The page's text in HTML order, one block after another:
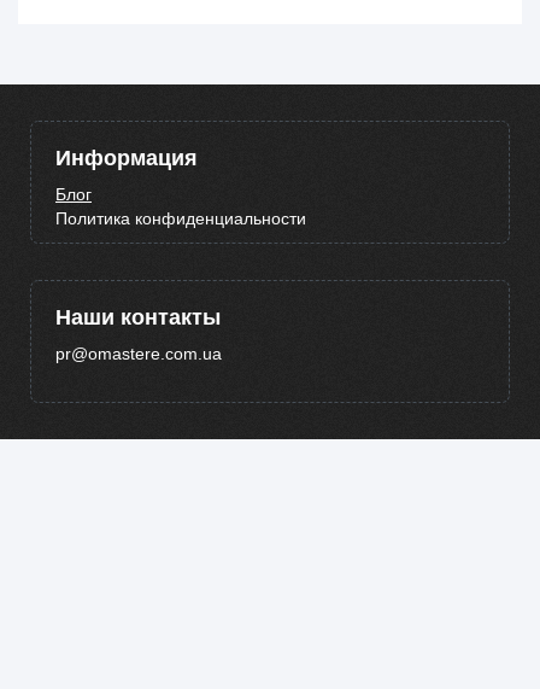
Информация
Блог
Политика конфиденциальности
Наши контакты
pr@omastere.com.ua